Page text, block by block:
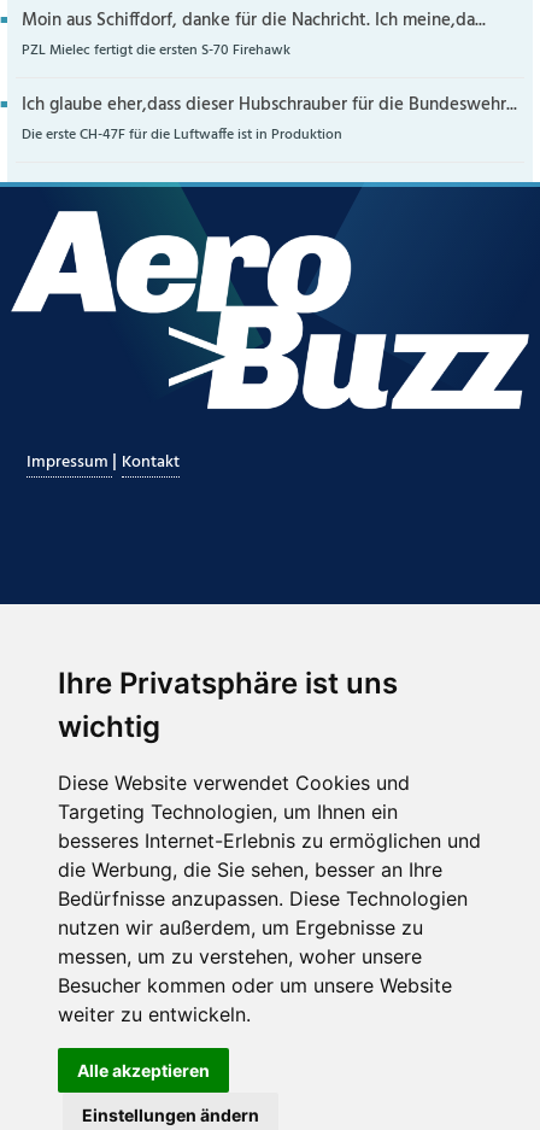
Ihre Privatsphäre ist uns
wichtig
Diese Website verwendet Cookies und
Targeting Technologien, um Ihnen ein
besseres Internet-Erlebnis zu ermöglichen und
die Werbung, die Sie sehen, besser an Ihre
Bedürfnisse anzupassen. Diese Technologien
nutzen wir außerdem, um Ergebnisse zu
messen, um zu verstehen, woher unsere
Besucher kommen oder um unsere Website
weiter zu entwickeln.
Alle akzeptieren
Einstellungen ändern
Moin aus Schiffdorf, danke für die Nachricht. Ich meine,da...
PZL Mielec fertigt die ersten S-70 Firehawk
Ich glaube eher,dass dieser Hubschrauber für die Bundeswehr...
Die erste CH-47F für die Luftwaffe ist in Produktion
Impressum | Kontakt
Hier finden Sie uns auch
Abonnieren Sie unseren Newsletter
Email*